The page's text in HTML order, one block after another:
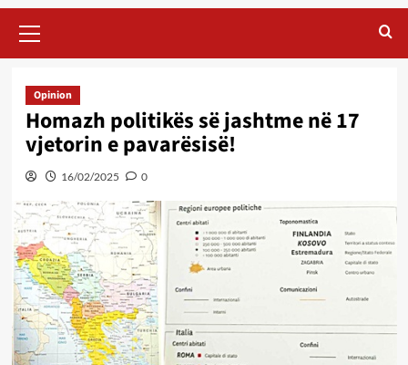
Menu
Opinion
Homazh politikës së jashtme në 17
vjetorin e pavarësisë!
16/02/2025 0